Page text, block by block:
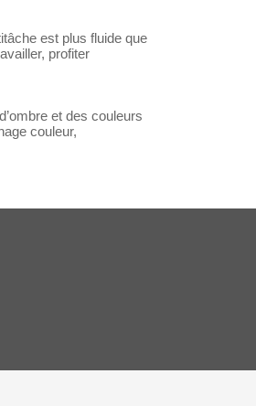
est plus fluide que
profiter
et des couleurs
couleur,